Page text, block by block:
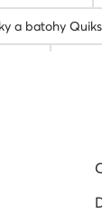
a batohy